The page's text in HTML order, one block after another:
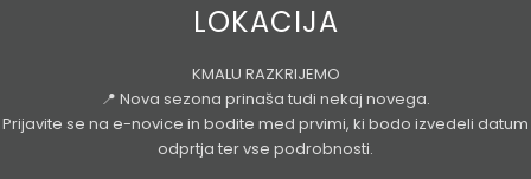
LOKACIJA
KMALU RAZKRIJEMO
📍 Nova sezona prinaša tudi nekaj novega.
Prijavite se na e-novice in bodite med prvimi, ki bodo izvedeli datum
odprtja ter vse podrobnosti.